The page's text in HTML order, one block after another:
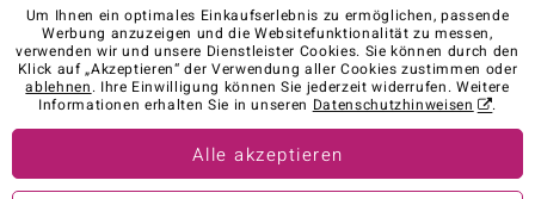
Karriere AGB Datenschutz Cookies
Impressum
Kontakt
Vertrag widerrufen
Visit our stores in other countries:
Um Ihnen ein optimales Einkaufserlebnis zu ermöglichen, passende
Werbung anzuzeigen und die Websitefunktionalität zu messen,
verwenden wir und unsere Dienstleister Cookies. Sie können durch den
Klick auf „Akzeptieren“ der Verwendung aller Cookies zustimmen oder
ablehnen. Ihre Einwilligung können Sie jederzeit widerrufen. Weitere
Informationen erhalten Sie in unseren Datenschutzhinweisen .
Alle akzeptieren